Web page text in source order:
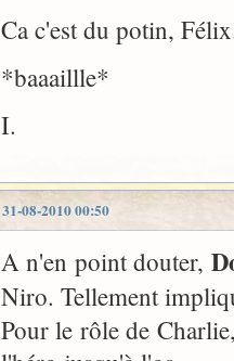
Ca c'est du potin,
*baaaillle*
I.
31-08-2010 00:50
A n'en point douter,
Niro. Tellement
Pour le rôle de